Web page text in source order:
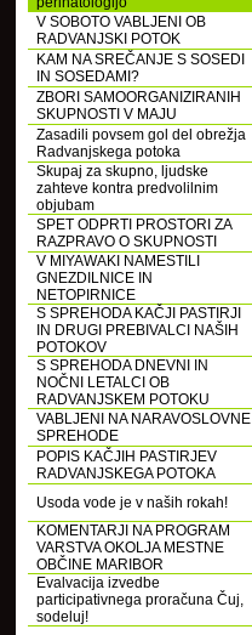
V SOBOTO VABLJENI OB
RADVANJSKI POTOK
KAM NA SREČANJE S SOSEDI
IN SOSEDAMI?
ZBORI SAMOORGANIZIRANIH
SKUPNOSTI V MAJU
Zasadili povsem gol del obrežja
Radvanjskega potoka
Skupaj za skupno, ljudske
zahteve kontra predvolilnim
objubam
SPET ODPRTI PROSTORI ZA
RAZPRAVO O SKUPNOSTI
V MIYAWAKI NAMESTILI
GNEZDILNICE IN
NETOPIRNICE
S SPREHODA KAČJI PASTIRJI
IN DRUGI PREBIVALCI NAŠIH
POTOKOV
S SPREHODA DNEVNI IN
NOČNI LETALCI OB
RADVANJSKEM POTOKU
VABLJENI NA NARAVOSLOVNE
SPREHODE
POPIS KAČJIH PASTIRJEV
RADVANJSKEGA POTOKA
Usoda vode je v naših rokah!
KOMENTARJI NA PROGRAM
VARSTVA OKOLJA MESTNE
OBČINE MARIBOR
Evalvacija izvedbe
participativnega proračuna Čuj,
sodeluj!